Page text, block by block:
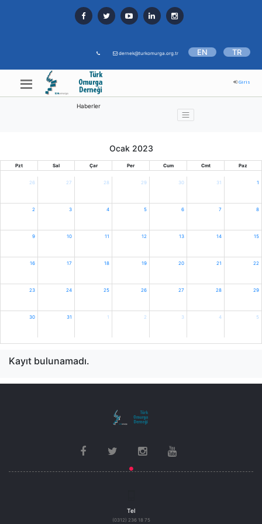
dernek@turkomurga.org.tr EN TR
Giris
Haberler
Ocak 2023
Pzt Sal Çar Per Cum Cmt Paz
26 27 28 29 30 31 1
2 3 4 5 6 7 8
9 10 11 12 13 14 15
16 17 18 19 20 21 22
23 24 25 26 27 28 29
30 31 1 2 3 4 5
Kayıt bulunamadı.
Tel
(0312) 236 18 75